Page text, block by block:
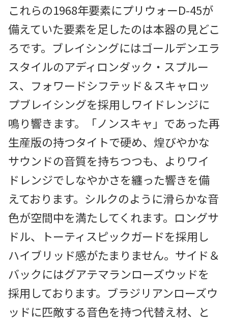
これらの1968年要素にプリウォーD-45が
備えていた要素を足したのは本器の見どこ
ろです。ブレイシングにはゴールデンエラ
スタイルのアディロンダック・スプルー
ス、フォワードシフテッド＆スキャロッ
プブレイシングを採用しワイドレンジに
鳴り響きます。「ノンスキャ」であった再
生産版の持つタイトで硬め、煌びやかな
サウンドの音質を持ちつつも、よりワイ
ドレンジでしなやかさを纏った響きを備
えております。シルクのように滑らかな音
色が空間中を満たしてくれます。ロングサ
ドル、トーティスピックガードを採用し
ハイブリッド感がたまりません。サイド＆
バックにはグアテマランローズウッドを
採用しております。ブラジリアンローズウ
ッドに匹敵する音色を持つ代替え材、と